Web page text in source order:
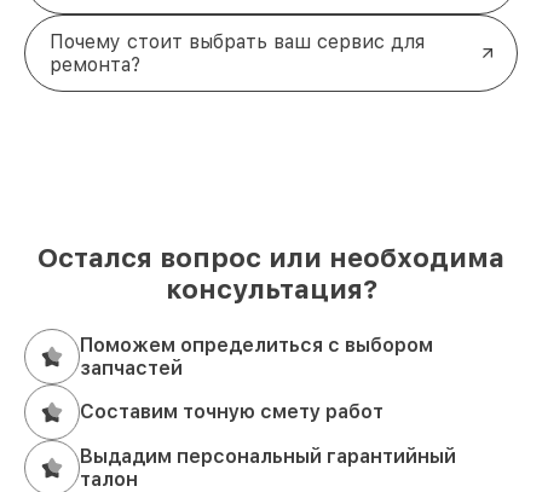
Почему стоит выбрать ваш сервис для
ремонта?
Остался вопрос или необходима
консультация?
Поможем определиться с выбором
запчастей
Составим точную смету работ
Выдадим персональный гарантийный
талон